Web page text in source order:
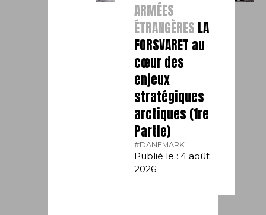
ARMÉES
ÉTRANGÈRES LA
FORSVARET au
cœur des
enjeux
stratégiques
arctiques (1re
Partie)
#DANEMARK.
Publié le : 4 août
2026